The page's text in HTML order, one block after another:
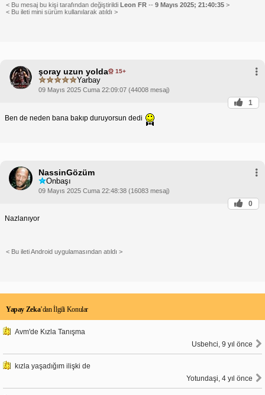
< Bu mesaj bu kişi tarafından değiştirildi Leon FR -- 9 Mayıs 2025; 21:40:35 >
< Bu ileti mini sürüm kullanılarak atıldı >
şoray uzun yolda 15+
Yarbay
09 Mayıs 2025 Cuma 22:09:07 (44008 mesaj)
1
Ben de neden bana bakıp duruyorsun dedi
NassinGözüm
Onbaşı
09 Mayıs 2025 Cuma 22:48:38 (16083 mesaj)
0
Nazlanıyor
< Bu ileti Android uygulamasından atıldı >
Yapay Zeka’dan İlgili Konular
Avm'de Kızla Tanışma
Usbehci, 9 yıl önce
kızla yaşadığım ilişki de
Yotundaşi, 4 yıl önce